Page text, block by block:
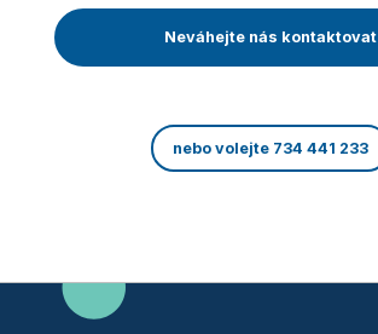
Neváhejte nás kontaktovat
nebo volejte 734 441 233